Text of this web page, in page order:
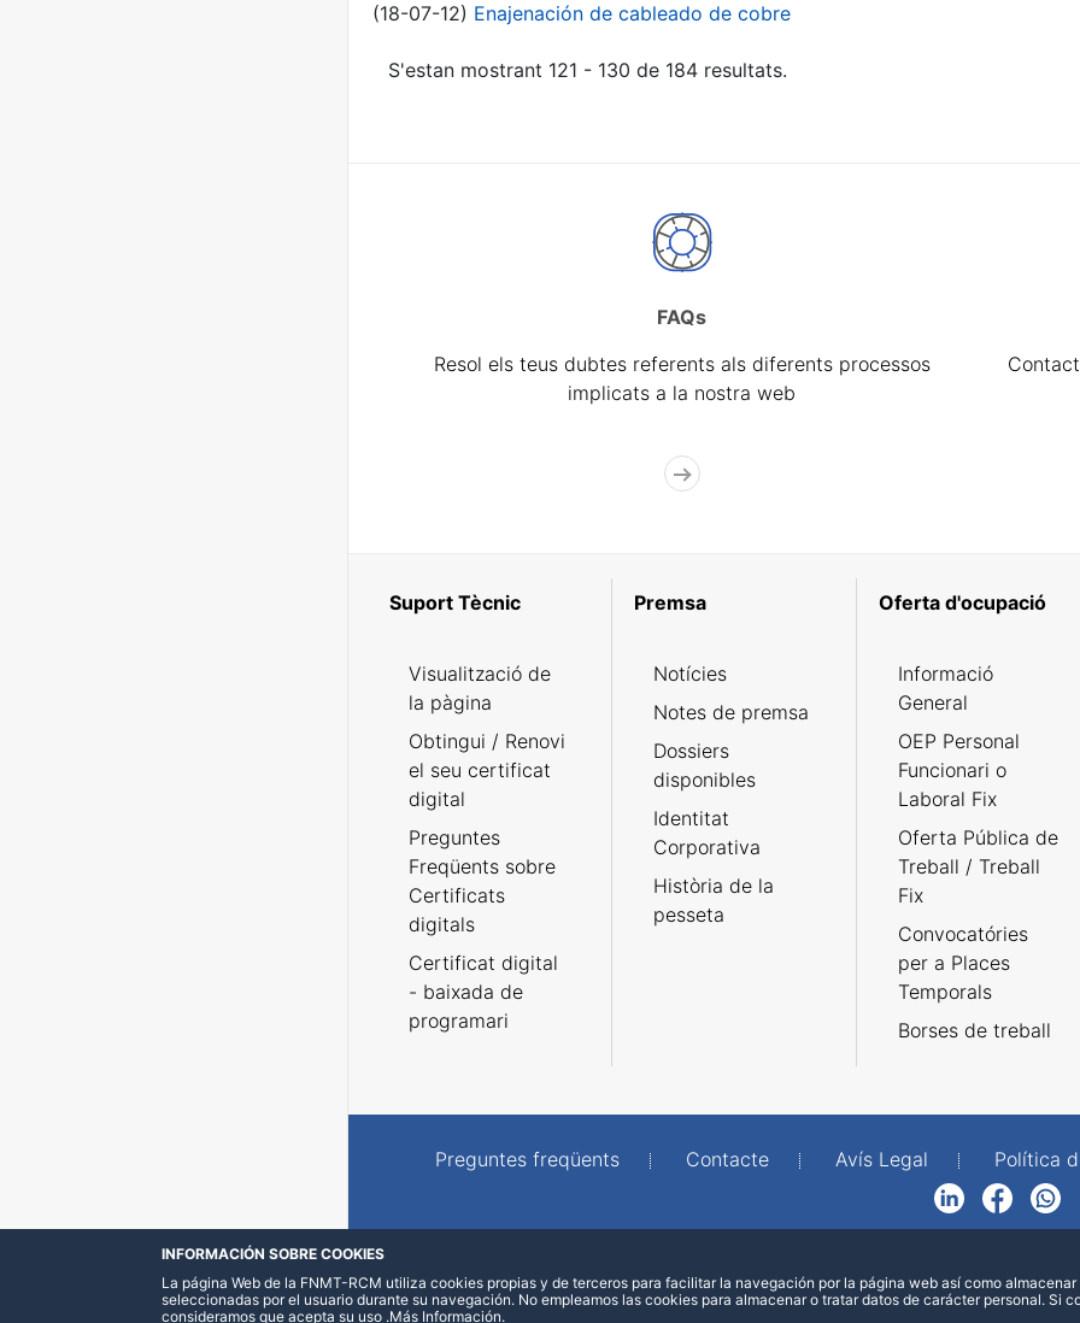
(18-07-12) Enajenación de cableado de cobre
S'estan mostrant 121 - 130 de 184 resultats.
FAQs
Resol els teus dubtes referents als diferents processos
implicats a la nostra web
Suport Tècnic
Visualització de
la pàgina
Obtingui / Renovi
el seu certificat
digital
Preguntes
Freqüents sobre
Certificats
digitals
Certificat digital
- baixada de
programari
Premsa
Notícies
Notes de premsa
Dossiers
disponibles
Identitat
Corporativa
Història de la
pesseta
Oferta d'ocupació
Informació
General
OEP Personal
Funcionari o
Laboral Fix
Oferta Pública de
Treball / Treball
Fix
Convocatóries
per a Places
Temporals
Borses de treball
Preguntes freqüents Contacte Avís Legal Política
FacebookWhatsApp
INFORMACIÓN SOBRE COOKIES
La página Web de la FNMT-RCM utiliza cookies propias y de terceros para facilitar la navegación por la página web así como
seleccionadas por el usuario durante su navegación. No empleamos las cookies para almacenar o tratar datos de carácter personal. Si
consideramos que acepta su uso .Más Información.